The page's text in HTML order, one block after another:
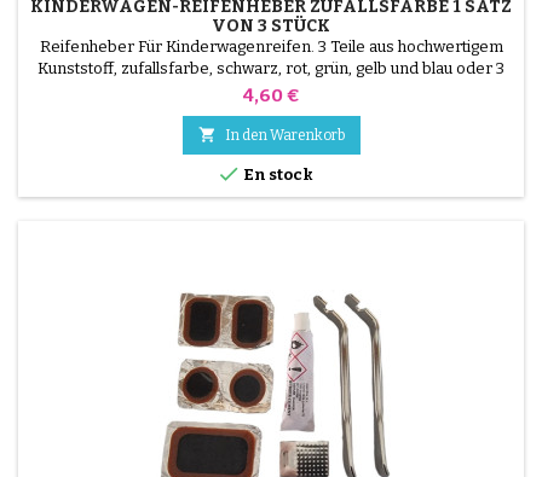
KINDERWAGEN-REIFENHEBER ZUFALLSFARBE 1 SATZ
VON 3 STÜCK
Reifenheber Für Kinderwagenreifen. 3 Teile aus hochwertigem
Kunststoff, zufallsfarbe, schwarz, rot, grün, gelb und blau oder 3
Teile aus Stahl ( grau ) Die Montage des Reifens erfolgt ohne
durchstochen werden muss.
Preis
4,60 €
 In den Warenkorb
 En stock